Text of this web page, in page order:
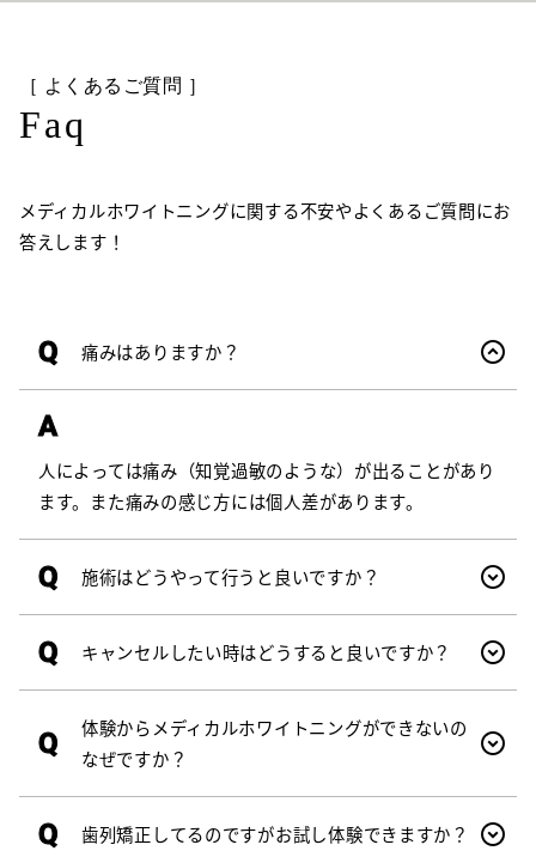
［ よくあるご質問 ］
Faq
メディカルホワイトニングに関する不安やよくあるご質問にお
答えします！
Q 痛みはありますか？
A
人によっては痛み（知覚過敏のような）が出ることがあり
ます。また痛みの感じ方には個人差があります。
Q 施術はどうやって行うと良いですか？
Q キャンセルしたい時はどうすると良いですか？
Q
体験からメディカルホワイトニングができないの
なぜですか？
Q 歯列矯正してるのですがお試し体験できますか？